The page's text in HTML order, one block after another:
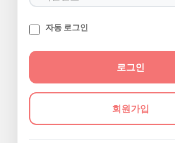
자동 로그인
회원가입